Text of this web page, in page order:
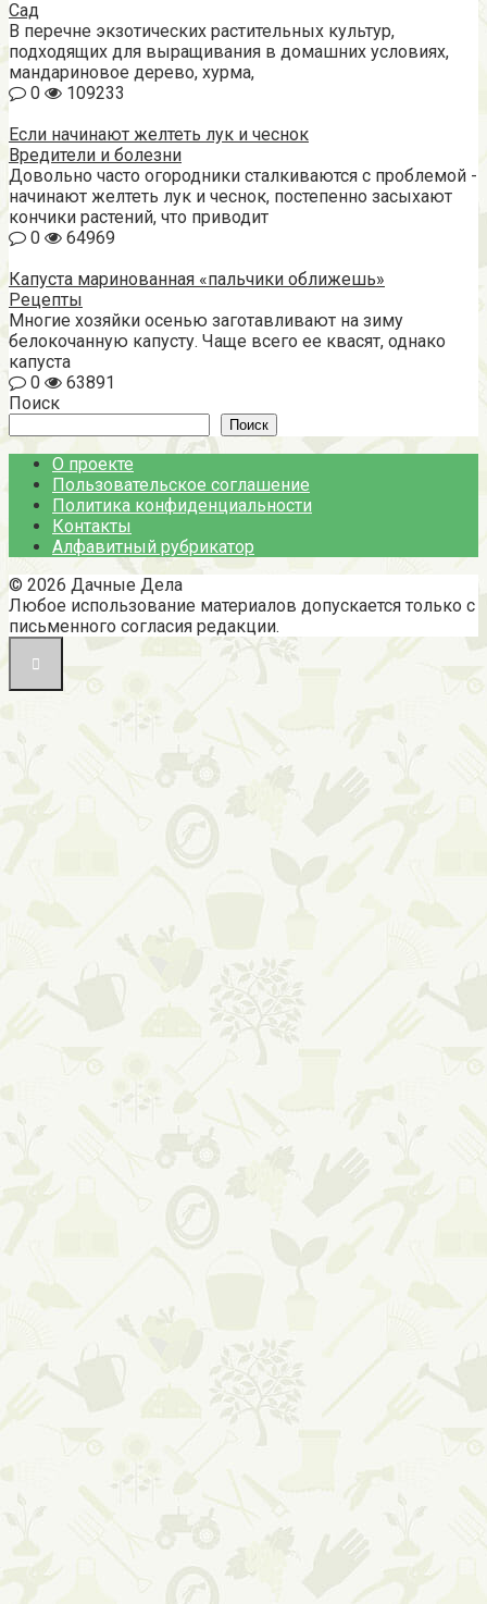
Сад
В перечне экзотических растительных культур,
подходящих для выращивания в домашних условиях,
мандариновое дерево, хурма,
0
109233
Если начинают желтеть лук и чеснок
Вредители и болезни
Довольно часто огородники сталкиваются с проблемой -
начинают желтеть лук и чеснок, постепенно засыхают
кончики растений, что приводит
0
64969
Капуста маринованная «пальчики оближешь»
Рецепты
Многие хозяйки осенью заготавливают на зиму
белокочанную капусту. Чаще всего ее квасят, однако
капуста
0
63891
Поиск
Поиск
О проекте
Пользовательское соглашение
Политика конфиденциальности
Контакты
Алфавитный рубрикатор
© 2026 Дачные Дела
Любое использование материалов допускается только с
письменного согласия редакции.